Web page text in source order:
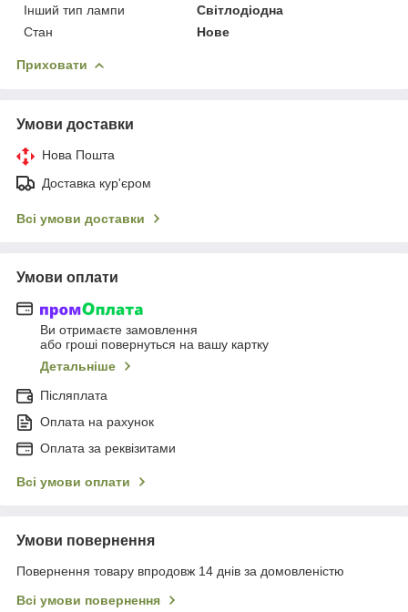
Інший тип лампи
Світлодіодна
Стан
Нове
Приховати
Умови доставки
Нова Пошта
Доставка кур'єром
Всі умови доставки
Умови оплати
Ви отримаєте замовлення
або гроші повернуться на вашу картку
Детальніше
Післяплата
Оплата на рахунок
Оплата за реквізитами
Всі умови оплати
Умови повернення
Повернення товару впродовж 14 днів за домовленістю
Всі умови повернення